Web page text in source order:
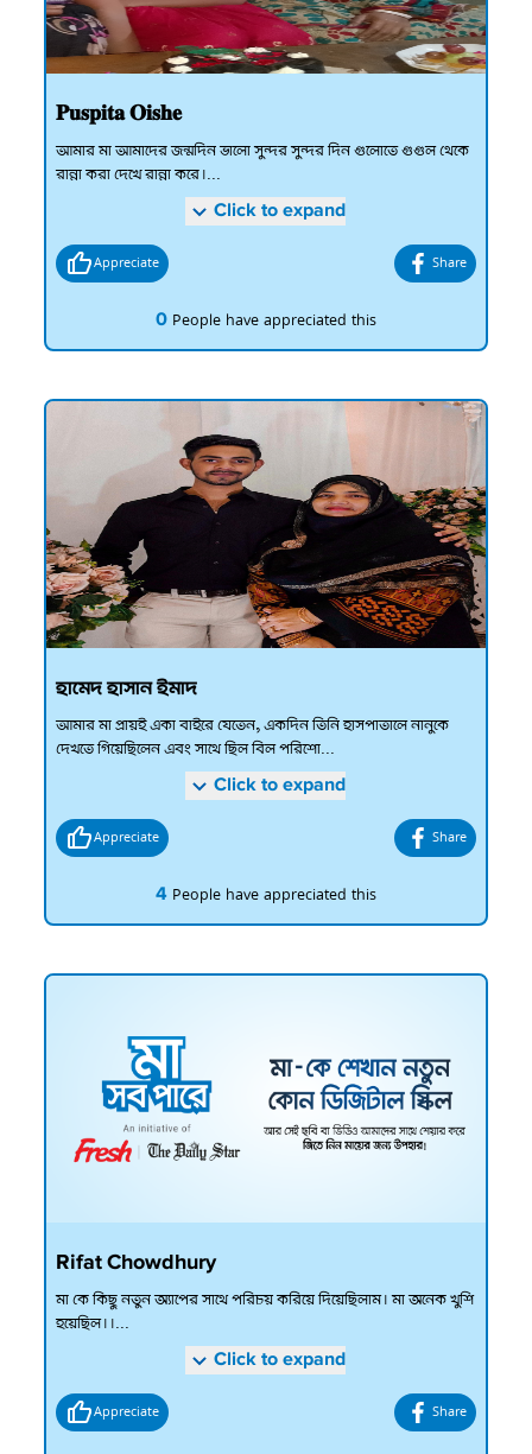
𝐏𝐮𝐬𝐩𝐢𝐭𝐚 𝐎𝐢𝐬𝐡𝐞
আমার মা আমাদের জন্মদিন ভালো সুন্দর সুন্দর দিন গুলোতে গুগুল থেকে
রান্না করা দেখে রান্না করে।...
Click to expand
Appreciate Share
0People have appreciated this
হামেদ হাসান ইমাদ
আমার মা প্রায়ই একা বাইরে যেতেন, একদিন তিনি হাসপাতালে নানুকে
দেখতে গিয়েছিলেন এবং সাথে ছিল বিল পরিশো...
Click to expand
Appreciate Share
4People have appreciated this
Rifat Chowdhury
মা কে কিছু নতুন অ্যাপের সাথে পরিচয় করিয়ে দিয়েছিলাম। মা অনেক খুশি
হয়েছিল।।...
Click to expand
Appreciate Share